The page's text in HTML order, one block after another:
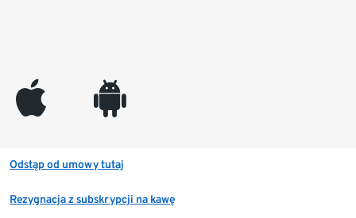
appleinc android
Odstąp od umowy tutaj
Rezygnacja z subskrypcji na kawę